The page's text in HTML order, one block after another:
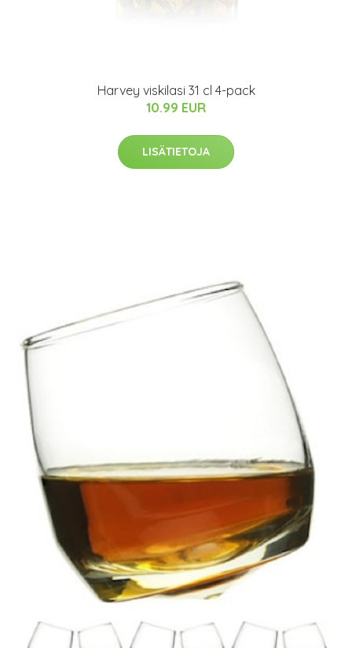
Harvey viskilasi 31 cl 4-pack
10.99 EUR
LISÄTIETOJA